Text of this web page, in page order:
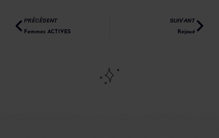
PRÉCÉDENT
Femmes ACTIVES
SUIVANT
Rejoué